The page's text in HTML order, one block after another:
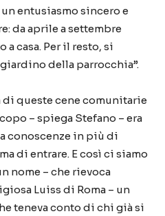
entusiasmo sincero e
da aprile a settembre
casa. Per il resto, si
della parrocchia”.
di queste cene comunitarie
– spiega Stefano – era
conoscenze in più di
di entrare. E così ci siamo
nome – che rievoca
Luiss di Roma – un
teneva conto di chi già si